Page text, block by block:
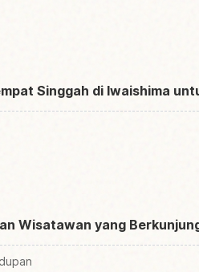
Singgah di Iwaishima
Wisatawan yang